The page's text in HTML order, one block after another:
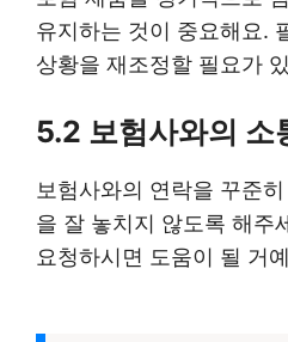
유지하는 것이 중요해요.
상황을 재조정할 필요가
5.2 보험사와의 소
보험사와의 연락을 꾸준
을 잘 놓치지 않도록 해주
요청하시면 도움이 될 거